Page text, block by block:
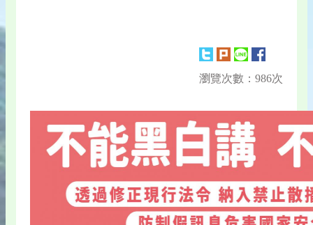
瀏覽次數：986次